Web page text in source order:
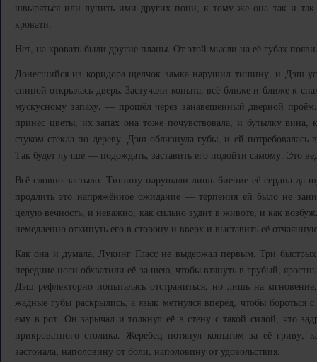
швыряться или лупить ими других пони, к тому же она так и так
кровати.
Нет, на кровать были другие планы. От этой мысли на её губах
Донесшийся из коридора щелчок замка нарушил тишину, и Дэш
спиной открылась дверь. Застучали копыта, всё ближе и ближе к
мускусному запаху, — прошёл через занавешенный дверной
принёс цветы, их запах она тоже почувствовала, и бутылку вина,
стуком стекла по дереву. Дэш облизнула губы, и ей потребовалась
Так будет лучше — подождать, заставить его подойти самому. Это
Всё словно застыло. Тишину нарушали лишь биение её сердца
продлить это напряжённое ожидание — терпения ей было не
целую вечность, и неважно, как сильно зудит в животе, и как
немедленно откинуть его в сторону и вверх и выставить её
Как она и думала, Лукинг Гласс не выдержал первым. Три
передние ноги обхватили её за шею, чтобы втянуть в грубый,
Дэш рефлекторно попыталась отстраниться, но лишь на
жадные губы раскрылись, а язык метнулся вперёд, чтобы бороться
ему в рот. Он зарычал и толкнул её в стену с такой силой, что
прикроватного столика. Жеребец потянул копытом за её гриву,
застонала, наполовину от боли, наполовину от удовольствия.